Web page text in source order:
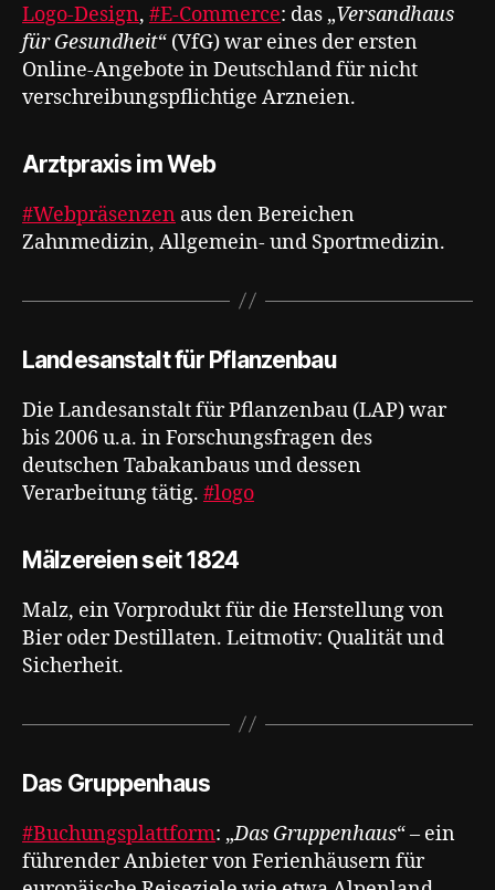
Logo-Design, #E-Commerce: das „Versandhaus
für Gesundheit“ (VfG) war eines der ersten
Online-Angebote in Deutschland für nicht
verschreibungspflichtige Arzneien.
Arztpraxis im Web
#Webpräsenzen aus den Bereichen
Zahnmedizin, Allgemein- und Sportmedizin.
Landesanstalt für Pflanzenbau
Die Landesanstalt für Pflanzenbau (LAP) war
bis 2006 u.a. in Forschungsfragen des
deutschen Tabakanbaus und dessen
Verarbeitung tätig. #logo
Mälzereien seit 1824
Malz, ein Vorprodukt für die Herstellung von
Bier oder Destillaten. Leitmotiv: Qualität und
Sicherheit.
Das Gruppenhaus
#Buchungsplattform: „Das Gruppenhaus“ – ein
führender Anbieter von Ferienhäusern für